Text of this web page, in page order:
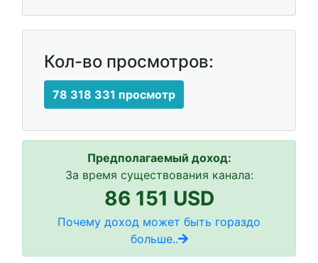
Кол-во просмотров:
78 318 331 просмотр
Предполагаемый доход:
За время существования канала:
86 151 USD
Почему доход может быть гораздо
больше..